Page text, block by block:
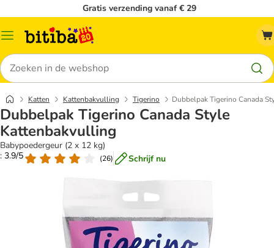
Gratis verzending vanaf € 29
Catalogusmenu
Zoeken
Katten Kattenbakvulling Tigerino Dubbelpak Tigerino Canada
Dubbelpak Tigerino Canada Style
Kattenbakvulling
Babypoedergeur (2 x 12 kg)
: 3.9/5
(26) Schrijf nu